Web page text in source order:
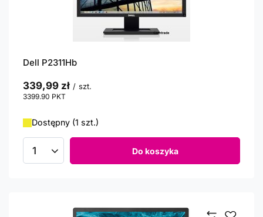
Dell P2311Hb
339,99 zł / szt.
3399.90 PKT
Dostępny (1 szt.)
Ilość produktów Do koszyka